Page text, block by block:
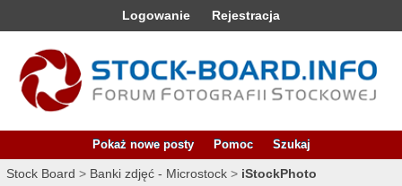
Logowanie Rejestracja
Pokaż nowe posty Pomoc Szukaj
Stock Board > Banki zdjęć - Microstock > iStockPhoto